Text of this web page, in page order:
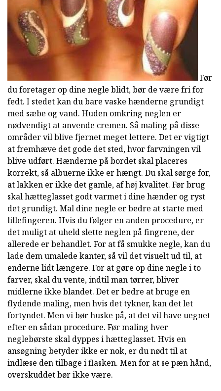
Før
du foretager op dine negle blidt, bør de være fri for
fedt. I stedet kan du bare vaske hænderne grundigt
med sæbe og vand. Huden omkring neglen er
nødvendigt at anvende cremen. Så maling på disse
områder vil blive fjernet meget lettere. Det er vigtigt
at fremhæve det gode det sted, hvor farvningen vil
blive udført. Hænderne på bordet skal placeres
korrekt, så albuerne ikke er hængt. Du skal sørge for,
at lakken er ikke det gamle, af høj kvalitet. Før brug
skal hætteglasset godt varmet i dine hænder og ryst
det grundigt. Mal dine negle er bedre at starte med
lillefingeren. Hvis du følger en anden procedure, er
det muligt at uheld slette neglen på fingrene, der
allerede er behandlet. For at få smukke negle, kan du
lade dem umalede kanter, så vil det visuelt ud til, at
enderne lidt længere. For at gøre op dine negle i to
farver, skal du vente, indtil man tørrer, bliver
midlerne ikke blandet. Det er bedre at bruge en
flydende maling, men hvis det tykner, kan det let
fortyndet. Men vi bør huske på, at det vil have uegnet
efter en sådan procedure. Før maling hver
neglebørste skal dyppes i hætteglasset. Hvis en
ansøgning betyder ikke er nok, er du nødt til at
indlæse den tilbage i flasken. Men for at se pæn hånd,
overskuddet bør ikke være.